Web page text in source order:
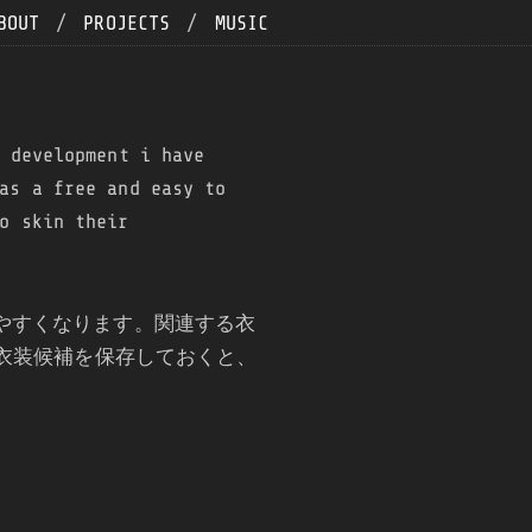
/ PROJECTS / MUSIC
i have
a free and easy to
skin their
すくなります。関連する衣
候補を保存しておくと、